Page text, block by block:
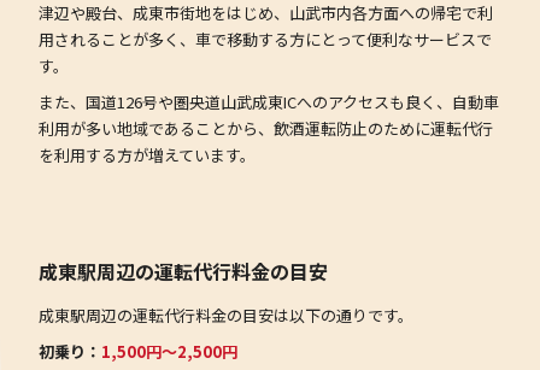
津辺や殿台、成東市街地をはじめ、山武市内各方面への帰宅で利
用されることが多く、車で移動する方にとって便利なサービスで
す。
また、国道126号や圏央道山武成東ICへのアクセスも良く、自動車
利用が多い地域であることから、飲酒運転防止のために運転代行
を利用する方が増えています。
成東駅周辺の運転代行料金の目安
成東駅周辺の運転代行料金の目安は以下の通りです。
初乗り： 1,500円〜2,500円